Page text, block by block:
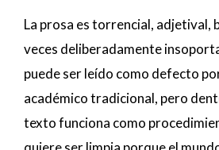
La prosa es torrencial, adjetival,
veces deliberadamente
puede ser leído como defecto
académico tradicional, pero
texto funciona como